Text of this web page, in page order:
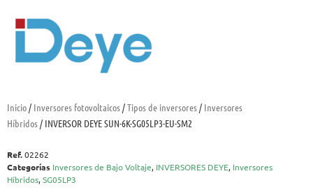
Inicio/ Inversores fotovoltaicos/Tipos de inversores/ Inversores
Híbridos/ INVERSOR DEYE SUN-6K-SG05LP3-EU-SM2
Ref.02262
Categorías Inversores de Bajo Voltaje, INVERSORES DEYE, Inversores
Híbridos,SG05LP3